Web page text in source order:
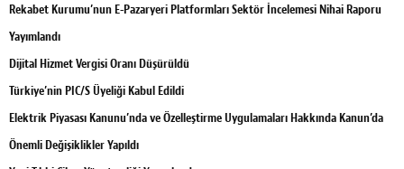
Rekabet Kurumu’nun E-Pazaryeri Platformları Sektör İncelemesi Nihai Raporu
Yayımlandı
Dijital Hizmet Vergisi Oranı Düşürüldü
Türkiye’nin PIC/S Üyeliği Kabul Edildi
Elektrik Piyasası Kanunu’nda ve Özelleştirme Uygulamaları Hakkında Kanun’da
Önemli Değişiklikler Yapıldı